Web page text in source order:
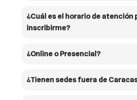
¿Cuál es el horario de atención
inscribirme?
¿Online o Presencial?
¿Tienen sedes fuera de